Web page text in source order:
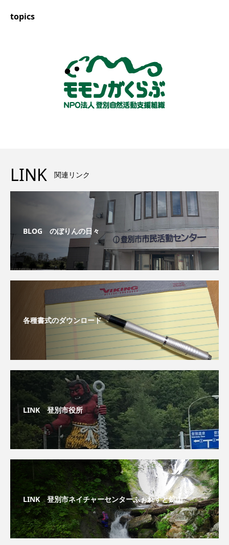
topics
LINK 関連リンク
BLOG のぼりんの日々
各種書式のダウンロード
LINK 登別市役所
LINK 登別市ネイチャーセンターふぉれすと鉱山